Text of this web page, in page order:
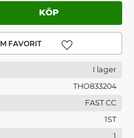
Lägg till i favoriter
I lager
THO833204
FAST CC
1ST
1